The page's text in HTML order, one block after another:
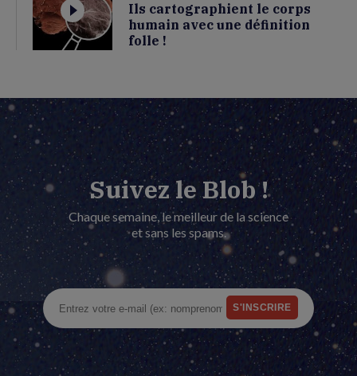
Ils cartographient le corps
humain avec une définition
folle !
Suivez le Blob !
Chaque semaine, le meilleur de la science
et sans les spams.